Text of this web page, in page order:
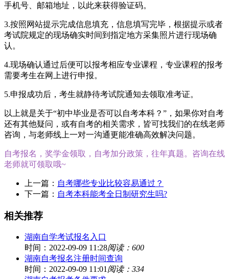
手机号、邮箱地址，以此来获得验证码。
3.按照网站提示完成信息填充，信息填写完毕，根据提示或者
考试院规定的现场确实时间到指定地方采集照片进行现场确
认。
4.现场确认通过后便可以报考相应专业课程，专业课程的报考
需要考生在网上进行申报。
5.申报成功后，考生就静待考试院通知去领取准考证。
以上就是关于“初中毕业是否可以自考本科？”，如果你对自考
还有其他疑问，或有自考的相关需求，皆可找我们的在线老师
咨询，与老师线上一对一沟通更能准确高效解决问题。
自考报名，奖学金领取，自考加分政策，往年真题。咨询在线
老师就可领取哦~
上一篇： 自考哪些专业比较容易通过？
下一篇： 自考本科能考全日制研究生吗?
相关推荐
湖南自学考试报名入口
时间：2022-09-09 11:28阅读：600
湖南自考报名注册时间查询
时间：2022-09-09 11:01 阅读：334